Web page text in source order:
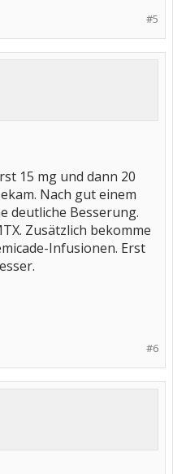
#5
15 mg und dann 20
Nach gut einem
deutliche Besserung.
Zusätzlich bekomme
Infusionen. Erst
#6